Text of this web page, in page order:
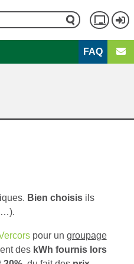
Menu
du
FAQ
Bien choisisils
pour un groupage
deskWh fournis lors